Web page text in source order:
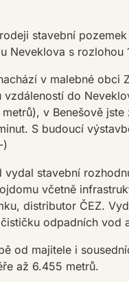
stavební
Neveklova s rozlohou
v malebné obci
do
v Benešově jste
S budoucí
)
vydal stavební
včetně
distributor ČEZ.
odpadních vod
od majitele i
až 6.455 metrů.